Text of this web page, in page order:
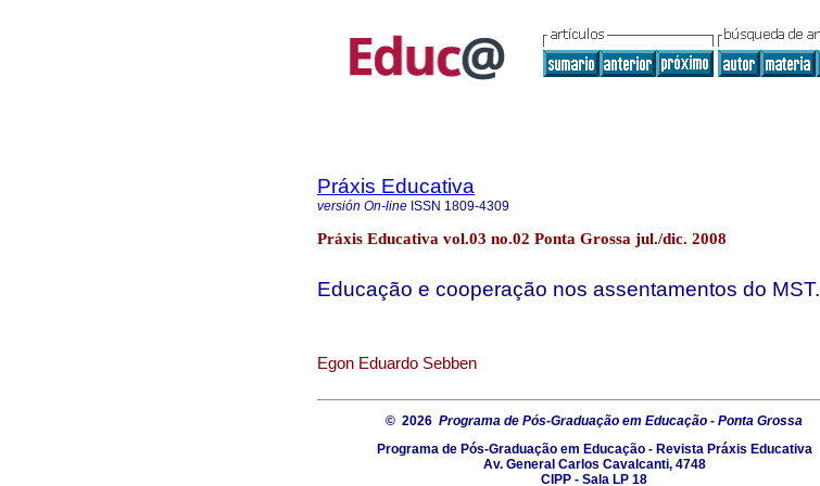
Práxis Educativa
versión On-line ISSN 1809-4309
Práxis Educativa vol.03 no.02 Ponta Grossa jul./dic. 2008
Educação e cooperação nos assentamentos do MST.
Egon Eduardo Sebben
© 2026 Programa de Pós-Graduação em Educação - Ponta Grossa
Programa de Pós-Graduação em Educação - Revista Práxis Educativa
Av. General Carlos Cavalcanti, 4748
CIPP - Sala LP 18